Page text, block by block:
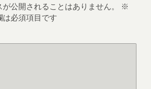
公開されることはありません。
※
必須項目です